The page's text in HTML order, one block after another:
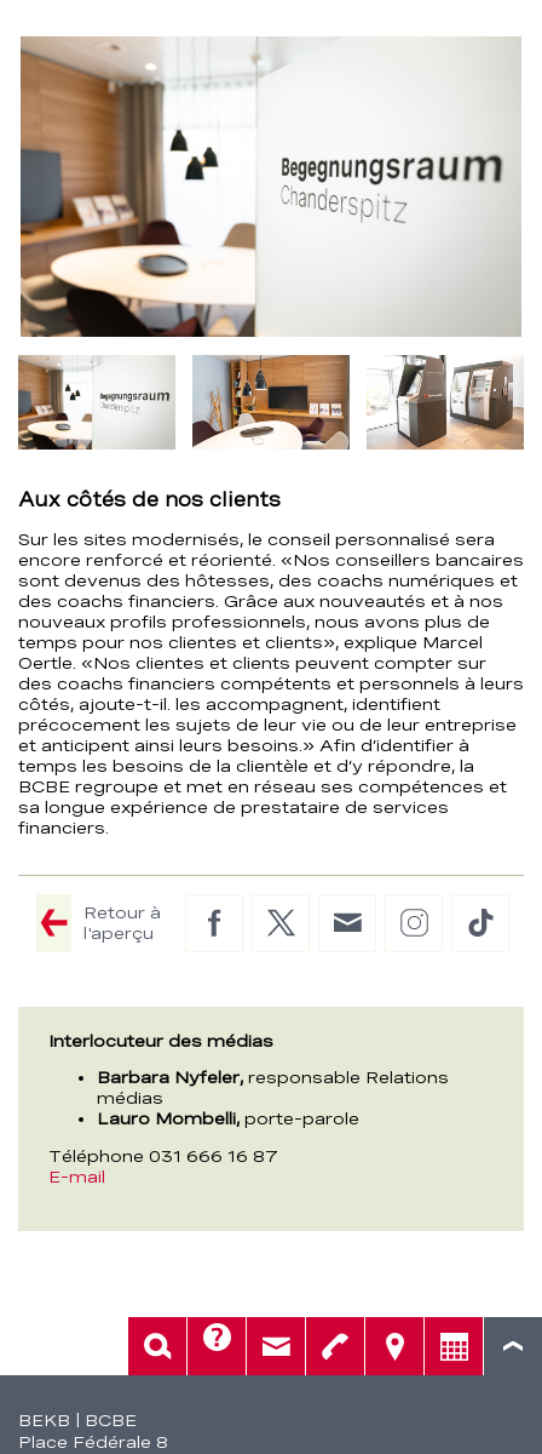
Interlocuteur des médias
Barbara Nyfeler, responsable Relations
médias
Lauro Mombelli, porte-parole
Téléphone 031 666 16 87
E-mail
Nachfolgend
kann
die
obige
verändert
werden.
Aux côtés de nos clients
Sur les sites modernisés, le conseil personnalisé sera
encore renforcé et réorienté. «Nos conseillers bancaires
sont devenus des hôtesses, des coachs numériques et
des coachs financiers. Grâce aux nouveautés et à nos
nouveaux profils professionnels, nous avons plus de
temps pour nos clientes et clients», explique Marcel
Oertle. «Nos clientes et clients peuvent compter sur
des coachs financiers compétents et personnels à leurs
côtés, ajoute-t-il. les accompagnent, identifient
précocement les sujets de leur vie ou de leur entreprise
et anticipent ainsi leurs besoins.» Afin d’identifier à
temps les besoins de la clientèle et d’y répondre, la
BCBE regroupe et met en réseau ses compétences et
sa longue expérience de prestataire de services
financiers.
Retour à
l'aperçu
FacebookTwitter
E-
Instagram
Fusszeile
BEKB | BCBE
Place Fédérale 8